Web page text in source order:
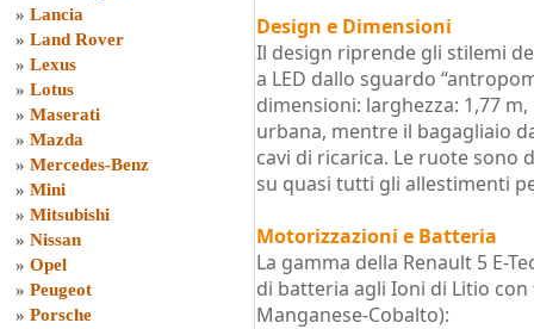
» Lancia
» Land Rover
» Lexus
» Lotus
» Maserati
» Mazda
» Mercedes-Benz
» Mini
» Mitsubishi
» Nissan
» Opel
» Peugeot
» Porsche
Design e Dimensioni
Il design riprende gli stilemi
a LED dallo sguardo
dimensioni: larghezza: 1,77
urbana, mentre il bagagliaio
cavi di ricarica. Le ruote sono
su quasi tutti gli allestimenti
Motorizzazioni e Batteria
La gamma della Renault 5 E-
di batteria agli Ioni di Litio con
Manganese-Cobalto):